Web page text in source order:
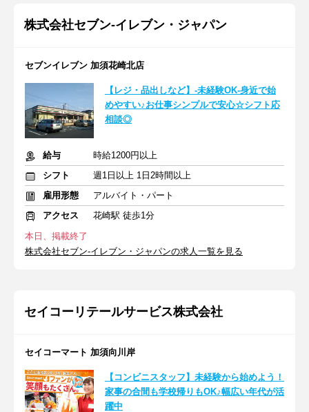
株式会社セブン-イレブン・ジャパン
セブンイレブン 加須花崎北店
【レジ・品出しなど】-未経験OK-身近で始
めやすい♪お仕事シンプルで安心☆シフト応
相談◎
給与
時給1200円以上
シフト
週1日以上 1日2時間以上
雇用形態
アルバイト・パート
アクセス
花崎駅 徒歩1分
本日、掲載終了
株式会社セブン-イレブン・ジャパンの求人一覧を見る
セイコーリテールサービス株式会社
セイコーマート 加須向川岸
【コンビニスタッフ】未経験から始めよう！
家事の合間も学校帰りもOK♪幅広い年代が活
躍中